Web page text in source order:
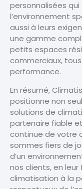
personnalisées
l’environnement
aussi à leurs
une gamme
petits espaces
commerciaux,
performance.
En résumé,
positionne non
solutions de
partenaire fiable
continue de votre
sommes fiers de
d’un
nos clients, en
climatisation à la